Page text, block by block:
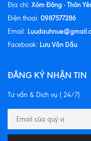
Địa chỉ: Xóm Đông - Thôn
Điện thoại: 0987577286
Email:
Facebook: Lưu Văn Dầu
ĐĂNG KÝ NHẬN TIN
Tư vấn & Dịch vụ ( 24/7)